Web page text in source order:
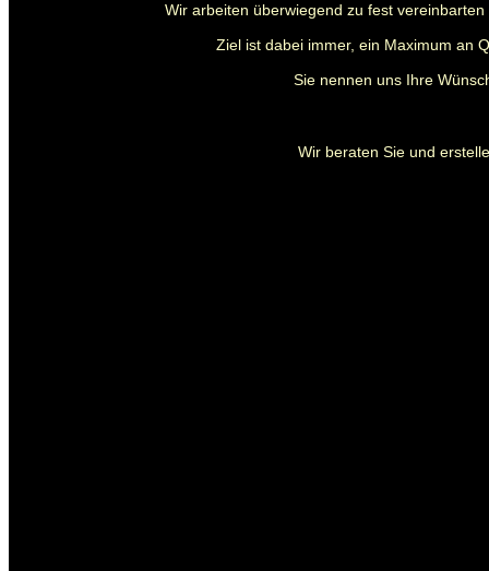
Wir arbeiten überwiegend zu fest
Ziel ist dabei immer, ein Maximum an
Sie nennen uns Ihre
Wir beraten Sie und